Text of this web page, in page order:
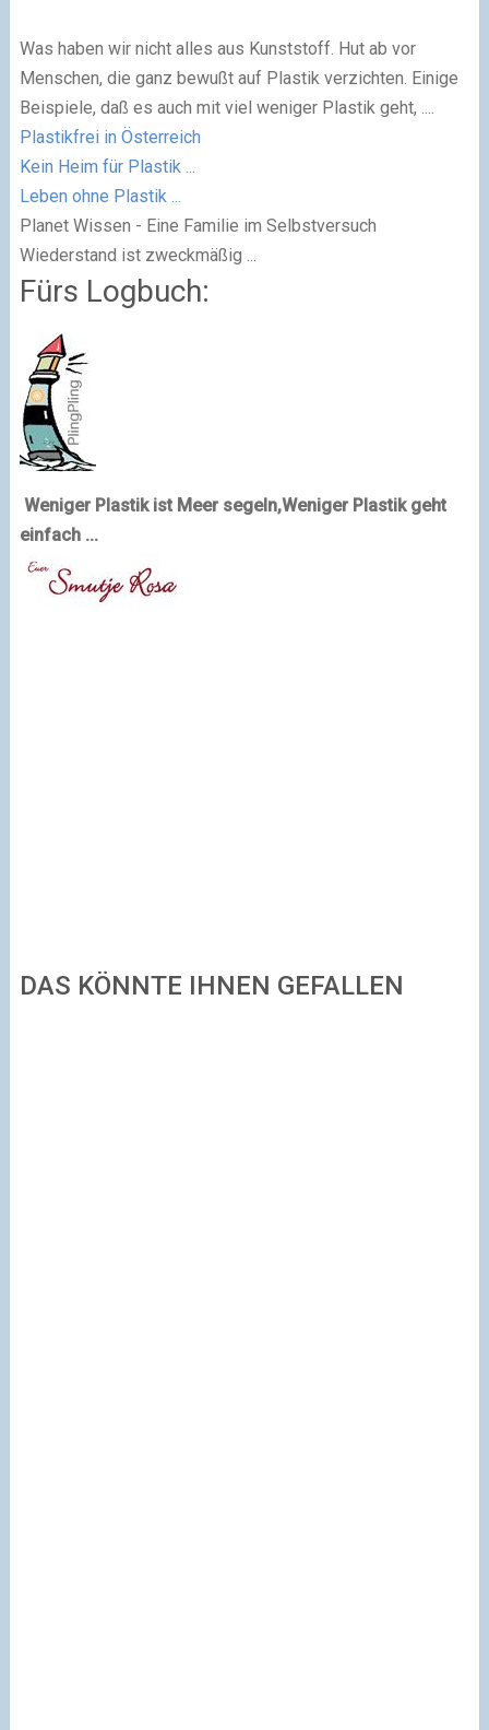
Was haben wir nicht alles aus Kunststoff. Hut ab vor
Menschen, die ganz bewußt auf Plastik verzichten. Einige
Beispiele, daß es auch mit viel weniger Plastik geht, ....
Plastikfrei in Österreich
Kein Heim für Plastik ...
Leben ohne Plastik ...
Planet Wissen - Eine Familie im Selbstversuch
Wiederstand ist zweckmäßig ...
Fürs Logbuch:
Weniger Plastik ist Meer segeln,Weniger Plastik geht
einfach ...
DAS KÖNNTE IHNEN GEFALLEN